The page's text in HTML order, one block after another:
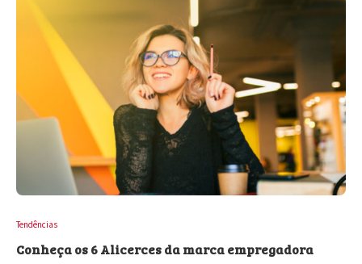
Tendências
Conheça os 6 Alicerces da marca empregadora